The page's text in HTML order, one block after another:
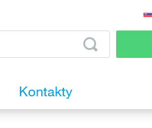
Kontakty